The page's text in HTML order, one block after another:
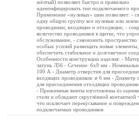
жёлтый) позволяет быстро и правильно
идентифицировать тип подключаемого
Применение «нулевых» шин позволяет: -
одну общую группу все нулевые или
проводники, входящие и отходящие, -
количество проводников в щитке, что
обслуживание, - сэкономить пространство
особых усилий размещать новые
обеспечить стабильное и долговечное
Особенности конструкции изделия: -
латунь Л56 - Сечение: 6х9 мм -
100 А - Диаметр отверстия для
входящих проводников: ø 6 мм - Диаметр
для присоединения отходящих
- Прижимные винты изготовлены из
стали и обладают скруглённой контактной
что исключает перекусывание и
подключаемых проводников